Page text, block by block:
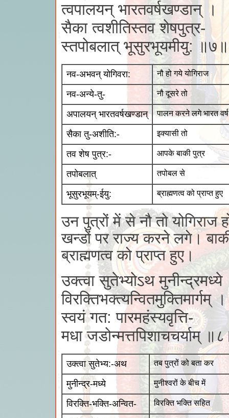
त्वपालयन् भारतवर्षखण्डान् ।
सैका त्वशीतिस्तव शेषपुत्र-
स्तपोबलात् भूसुरभूयमीयु: ॥७॥
नव-अभवन् योगिवरा: नौ हो गये योगिराज
नव-अन्ये-तु- नौ दूसरे तो
अपालयन् भारतवर्षखण्डान् पालन करने लगे भारत
सैका तु-अशीति:- इक्यासी तो
तव शेष पुत्र:- आपके बाकी पुत्र
तपोबलात् तपोबल से
भूसुरभूयम्-ईयु: ब्राह्मणत्व को प्राप्त हुए
उन पुत्रों में से नौ तो योगिराज
खन्डों पर राज्य करने लगे।
ब्राह्मणत्व को प्राप्त हुए।
उक्त्वा सुतेभ्योऽथ मुनीन्द्रमध्ये
विरक्तिभक्त्यन्वितमुक्तिमार्गम् ।
स्वयं गत: पारमहंस्यवृत्ति-
मधा जडोन्मत्तपिशाचचर्याम्
उक्त्वा सुतेभ्य:-अथ तब पुत्रों को बता कर
मुनीन्द्र-मध्ये मुनीश्वरों के बीच में
विरक्ति-भक्ति-अन्वित- विरक्ति भक्ति सहित